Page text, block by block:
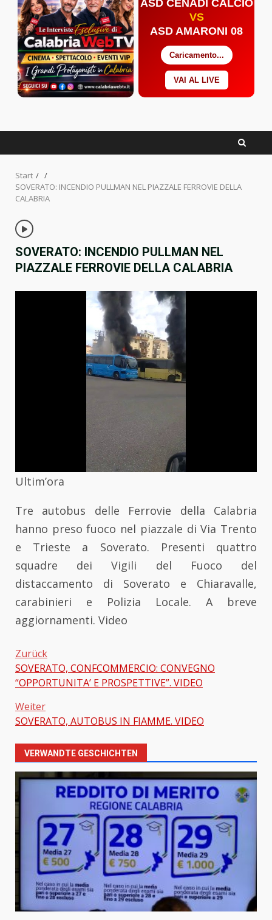
ASD CENADI CALCIO
VS
ASD AMARONI 08
Caricamento...
VAI AL LIVE
Start
SOVERATO: INCENDIO PULLMAN NEL PIAZZALE FERROVIE DELLA
CALABRIA
SOVERATO: INCENDIO PULLMAN NEL
PIAZZALE FERROVIE DELLA CALABRIA
Ultim’ora
Tre autobus delle Ferrovie della Calabria
hanno preso fuoco nel piazzale di Via Trento
e Trieste a Soverato. Presenti quattro
squadre dei Vigili del Fuoco del
distaccamento di Soverato e Chiaravalle,
carabinieri e Polizia Locale. A breve
aggiornamenti. Video
Beitragsnavigation
Zurück
SOVERATO, CONFCOMMERCIO: CONVEGNO
“OPPORTUNITA’ E PROSPETTIVE”. VIDEO
Weiter
SOVERATO, AUTOBUS IN FIAMME. VIDEO
VERWANDTE GESCHICHTEN